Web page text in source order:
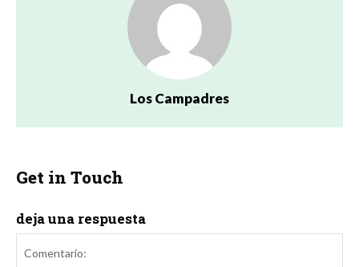
Los Campadres
Get in Touch
deja una respuesta